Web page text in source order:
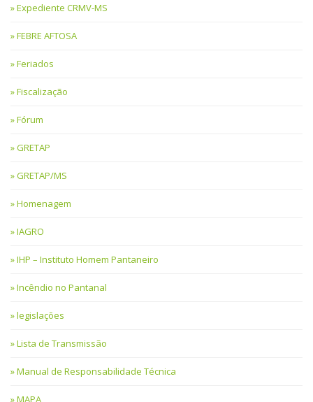
Expediente CRMV-MS
FEBRE AFTOSA
Feriados
Fiscalização
Fórum
GRETAP
GRETAP/MS
Homenagem
IAGRO
IHP – Instituto Homem Pantaneiro
Incêndio no Pantanal
legislações
Lista de Transmissão
Manual de Responsabilidade Técnica
MAPA